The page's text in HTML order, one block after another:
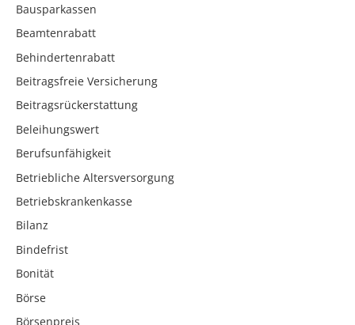
Bausparkassen
Beamtenrabatt
Behindertenrabatt
Beitragsfreie Versicherung
Beitragsrückerstattung
Beleihungswert
Berufsunfähigkeit
Betriebliche Altersversorgung
Betriebskrankenkasse
Bilanz
Bindefrist
Bonität
Börse
Börsenpreis